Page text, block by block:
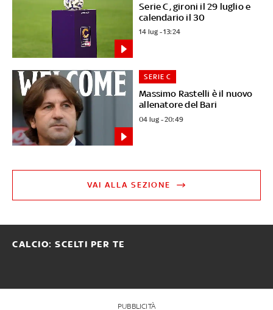
Serie C, gironi il 29 luglio e
calendario il 30
14 lug - 13:24
Massimo Rastelli è il nuovo
allenatore del Bari
SERIE C
04 lug - 20:49
VAI ALLA SEZIONE
CALCIO: SCELTI PER TE
PUBBLICITÀ